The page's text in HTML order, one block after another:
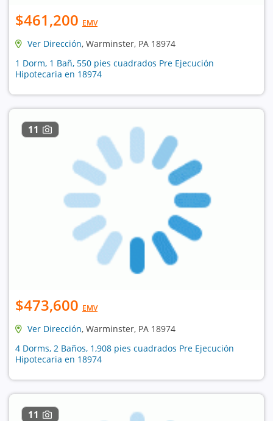
$461,200 EMV
Ver Dirección, Warminster, PA 18974
1 Dorm, 1 Bañ, 550 pies cuadrados Pre Ejecución
Hipotecaria en 18974
11
$473,600 EMV
Ver Dirección, Warminster, PA 18974
4 Dorms, 2 Baños, 1,908 pies cuadrados Pre Ejecución
Hipotecaria en 18974
11